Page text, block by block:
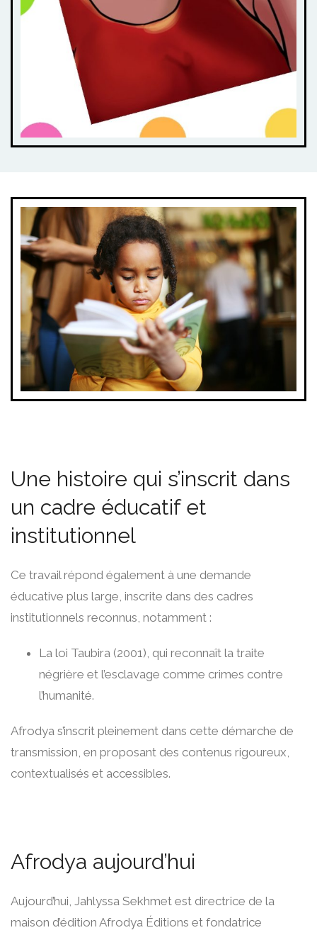
Une histoire qui s’inscrit dans
un cadre éducatif et
institutionnel
Ce travail répond également à une demande
éducative plus large, inscrite dans des cadres
institutionnels reconnus, notamment :
La loi Taubira (2001), qui reconnaît la traite
négrière et l’esclavage comme crimes contre
l’humanité.
Afrodya s’inscrit pleinement dans cette démarche de
transmission, en proposant des contenus rigoureux,
contextualisés et accessibles.
Afrodya aujourd’hui
Aujourd’hui, Jahlyssa Sekhmet est directrice de la
maison d’édition Afrodya Éditions et fondatrice